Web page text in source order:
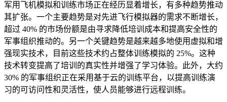
军用飞机模拟和训练市场正在经历显着增长，有多种趋势推动
其扩张。一个主要趋势是对先进飞行模拟器的需求不断增长，
超过 40% 的市场份额是由寻求降低培训成本和提高安全性的
军事组织推动的。另一个关键趋势是越来越多地使用虚拟和增
强现实技术，目前这些技术约占整体训练模拟的 25%。这种
技术转变提高了培训的真实性并增强了学习体验。此外，大约
30% 的军事组织正在采用基于云的训练平台，以提高训练演
习的可访问性和灵活性，使人员能够进行远程训练。